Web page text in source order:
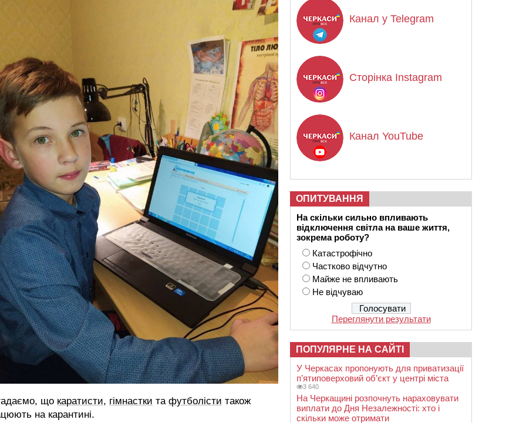
що каратисти, гімнастки та футболісти також
на карантині.
Канал у Telegram
Сторінка Instagram
Канал YouTube
ОПИТУВАННЯ
На скільки сильно впливають
відключення світла на ваше життя,
зокрема роботу?
Катастрофічно
Частково відчутно
Майже не впливають
Не відчуваю
Переглянути результати
ПОПУЛЯРНЕ НА САЙТІ
У Черкасах пропонують для приватизації
п’ятиповерховий об’єкт у центрі міста
3 640
На Черкащині розпочнуть нараховувати
виплати до Дня Незалежності: хто і
скільки може отримати